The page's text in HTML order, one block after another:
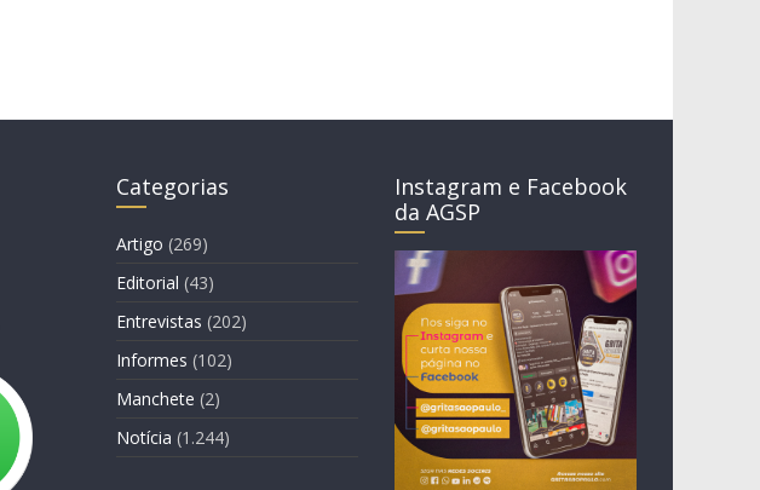
Categorias
Artigo (269)
Editorial (43)
Entrevistas (202)
Informes (102)
Manchete (2)
Notícia (1.244)
Instagram e Facebook
da AGSP